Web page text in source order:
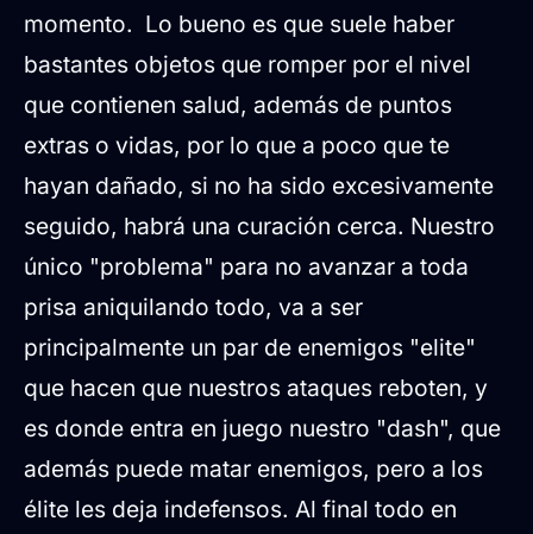
momento. Lo bueno es que suele haber
bastantes objetos que romper por el nivel
que contienen salud, además de puntos
extras o vidas, por lo que a poco que te
hayan dañado, si no ha sido excesivamente
seguido, habrá una curación cerca. Nuestro
único "problema" para no avanzar a toda
prisa aniquilando todo, va a ser
principalmente un par de enemigos "elite"
que hacen que nuestros ataques reboten, y
es donde entra en juego nuestro "dash", que
además puede matar enemigos, pero a los
élite les deja indefensos. Al final todo en